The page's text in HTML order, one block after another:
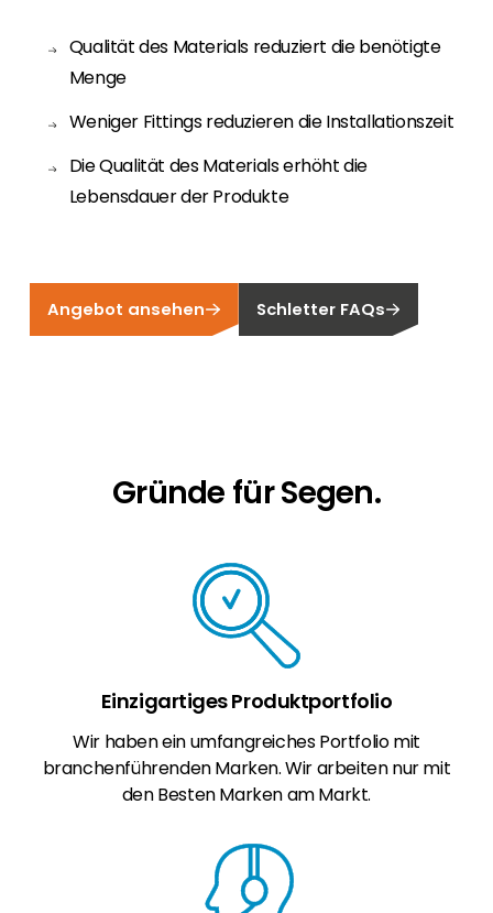
Hauseigentümer
Wenn Sie auf der Suche nach wichtigen
Produkt- und Brancheninformationen sind,
werden Sie bei uns fündig.
Qualität des Materials reduziert die benötigte
Menge
Weniger Fittings reduzieren die Installationszeit
Die Qualität des Materials erhöht die
Lebensdauer der Produkte
Angebot ansehen Schletter FAQs
Gründe für Segen.
Einzigartiges Produktportfolio
Wir haben ein umfangreiches Portfolio mit
branchenführenden Marken. Wir arbeiten nur mit
den Besten Marken am Markt.